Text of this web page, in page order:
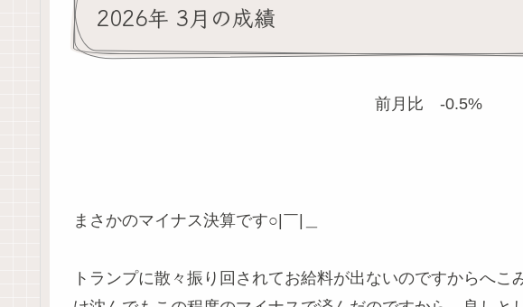
2026年 3月の成績
前月比 -0.5%
まさかのマイナス決算です○|￣|＿
トランプに散々振り回されてお給料が出ないのですからへ